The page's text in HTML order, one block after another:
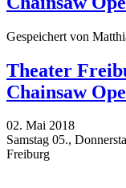
Gespeichert von
Theater
Chainsaw
02. Mai 2018
Samstag 05.,
Freiburg